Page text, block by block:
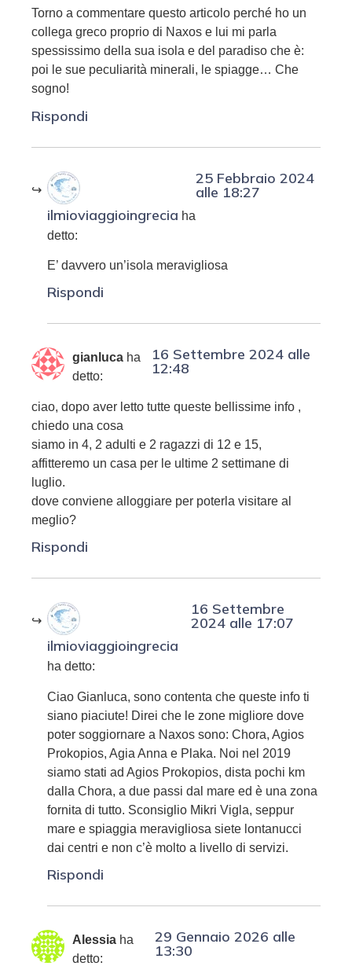
Torno a commentare questo articolo perché ho un
collega greco proprio di Naxos e lui mi parla
spessissimo della sua isola e del paradiso che è:
poi le sue peculiarità minerali, le spiagge… Che
sogno!
Rispondi
ilmioviaggioingrecia ha
detto:
25 Febbraio 2024
alle 18:27
E’ davvero un’isola meravigliosa
Rispondi
gianluca ha
detto:
16 Settembre 2024 alle
12:48
ciao, dopo aver letto tutte queste bellissime info ,
chiedo una cosa
siamo in 4, 2 adulti e 2 ragazzi di 12 e 15,
affitteremo un casa per le ultime 2 settimane di
luglio.
dove conviene alloggiare per poterla visitare al
meglio?
Rispondi
ilmioviaggioingrecia
ha detto:
16 Settembre
2024 alle 17:07
Ciao Gianluca, sono contenta che queste info ti
siano piaciute! Direi che le zone migliore dove
poter soggiornare a Naxos sono: Chora, Agios
Prokopios, Agia Anna e Plaka. Noi nel 2019
siamo stati ad Agios Prokopios, dista pochi km
dalla Chora, a due passi dal mare ed è una zona
fornita di tutto. Sconsiglio Mikri Vigla, seppur
mare e spiaggia meravigliosa siete lontanucci
dai centri e non c’è molto a livello di servizi.
Rispondi
Alessia ha
detto:
29 Gennaio 2026 alle
13:30